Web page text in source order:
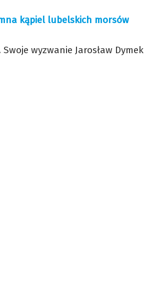
kąpiel lubelskich morsów
wyzwanie Jarosław Dymek